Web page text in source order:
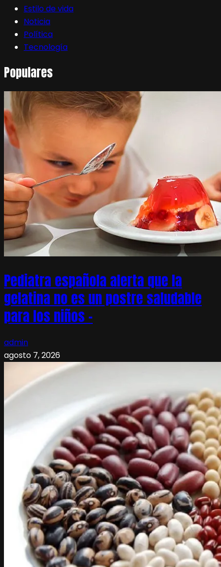
Estilo de vida
Noticia
Política
Tecnología
Populares
Pediatra española alerta que la
gelatina no es un postre saludable
para los niños –
admin
agosto 7, 2026